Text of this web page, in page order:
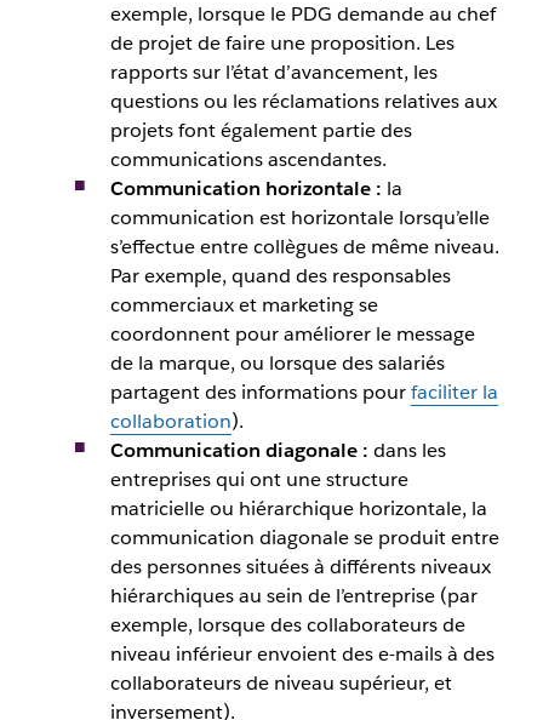
exemple, lorsque le PDG demande au chef
de projet de faire une proposition. Les
rapports sur l’état d’avancement, les
questions ou les réclamations relatives aux
projets font également partie des
communications ascendantes.
Communication horizontale : la
communication est horizontale lorsqu’elle
s’effectue entre collègues de même niveau.
Par exemple, quand des responsables
commerciaux et marketing se
coordonnent pour améliorer le message
de la marque, ou lorsque des salariés
partagent des informations pourfaciliter la
collaboration).
Communication diagonale : dans les
entreprises qui ont une structure
matricielle ou hiérarchique horizontale, la
communication diagonale se produit entre
des personnes situées à différents niveaux
hiérarchiques au sein de l’entreprise (par
exemple, lorsque des collaborateurs de
niveau inférieur envoient des e-mails à des
collaborateurs de niveau supérieur, et
inversement).